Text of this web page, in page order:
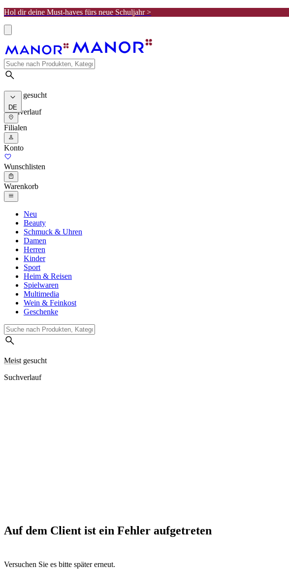
Hol dir deine Must-haves fürs neue Schuljahr >
Meist gesucht
Suchverlauf
DE
Filialen
Konto
Wunschlisten
Warenkorb
Neu
Beauty
Schmuck & Uhren
Damen
Herren
Kinder
Sport
Heim & Reisen
Spielwaren
Multimedia
Wein & Feinkost
Geschenke
Meist gesucht
Suchverlauf
Auf dem Client ist ein Fehler aufgetreten
Versuchen Sie es bitte später erneut.